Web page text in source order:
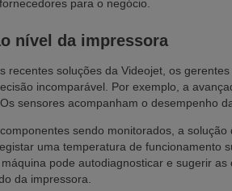
para o negócio.
nível da impressora
recentes soluções da Videojet, os
incomparável. Por exemplo, a
sensores acompanham o desempenho
sendo monitorados, a
uma temperatura de funcionamento
pode autodiagnosticar e sugerir
da impressora.